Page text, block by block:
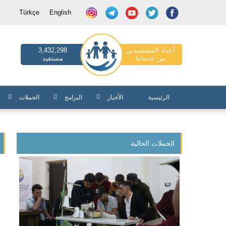
English
Türkçe
3,432,298
مستفيد
أعداد المستفيدين
من خدماتنا
الرئيسية الأخبار البرامج الحملات
الحملات الحالية